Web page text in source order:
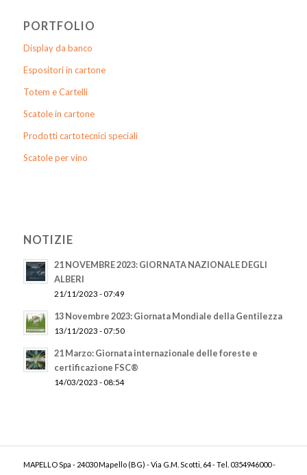
PORTFOLIO
Display da banco
Espositori in cartone
Totem e Cartelli
Scatole in cartone
Prodotti cartotecnici speciali
Scatole per vino
NOTIZIE
21 NOVEMBRE 2023: GIORNATA NAZIONALE DEGLI
ALBERI
21/11/2023 - 07:49
13 Novembre 2023: Giornata Mondiale della Gentilezza
13/11/2023 - 07:50
21 Marzo: Giornata internazionale delle foreste e
certificazione FSC®
14/03/2023 - 08:54
MAPELLO Spa - 24030 Mapello (BG) - Via G.M. Scotti, 64 - Tel. 0354946000 -